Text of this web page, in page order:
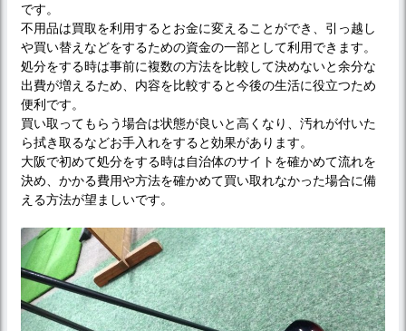
です。
不用品は買取を利用するとお金に変えることができ、引っ越し
や買い替えなどをするための資金の一部として利用できます。
処分をする時は事前に複数の方法を比較して決めないと余分な
出費が増えるため、内容を比較すると今後の生活に役立つため
便利です。
買い取ってもらう場合は状態が良いと高くなり、汚れが付いた
ら拭き取るなどお手入れをすると効果があります。
大阪で初めて処分をする時は自治体のサイトを確かめて流れを
決め、かかる費用や方法を確かめて買い取れなかった場合に備
える方法が望ましいです。